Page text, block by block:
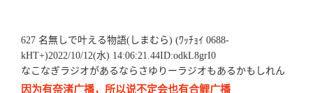
627 名無しで叶える物語(しまむら) (ﾜｯﾁｮｲ 0688-
kHT+)2022/10/12(水) 14:06:21.44ID:odkL8grI0
なこなぎラジオがあるならさゆりーラジオもあるかもしれん
因为有奈渚广播，所以说不定会也有合鲤广播